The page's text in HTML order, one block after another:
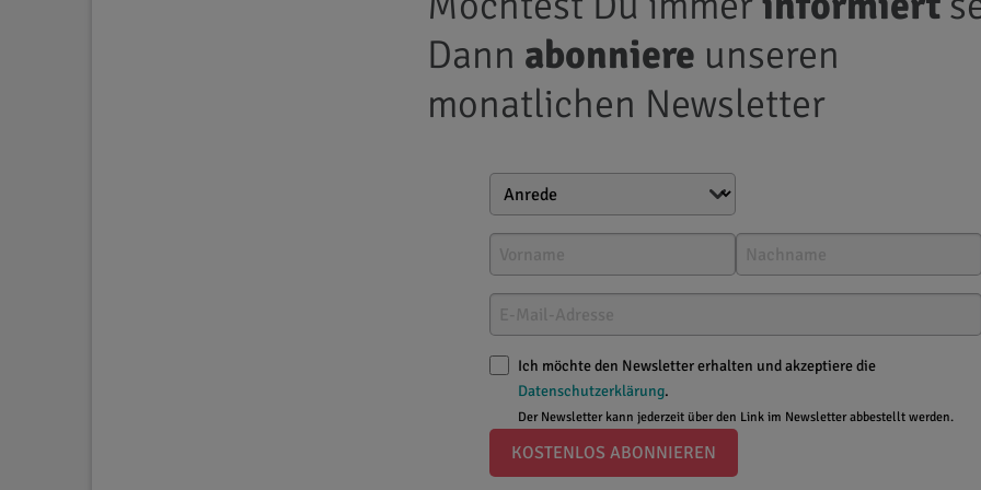
Dann abonniere unseren
monatlichen Newsletter
Ich möchte den Newsletter erhalten und akzeptiere die
Datenschutzerklärung.
Der Newsletter kann jederzeit über den Link im Newsletter abbestellt werden.
KOSTENLOS ABONNIEREN
Ernährung & Rezepte
Ganz ohne Schärfe– die tollsten